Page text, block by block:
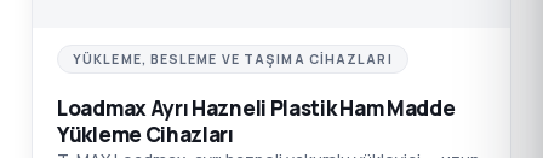
YÜKLEME, BESLEME VE TAŞIMA CIHAZLARI
Loadmax Ayrı Hazneli Plastik Ham Madde
Yükleme Cihazları